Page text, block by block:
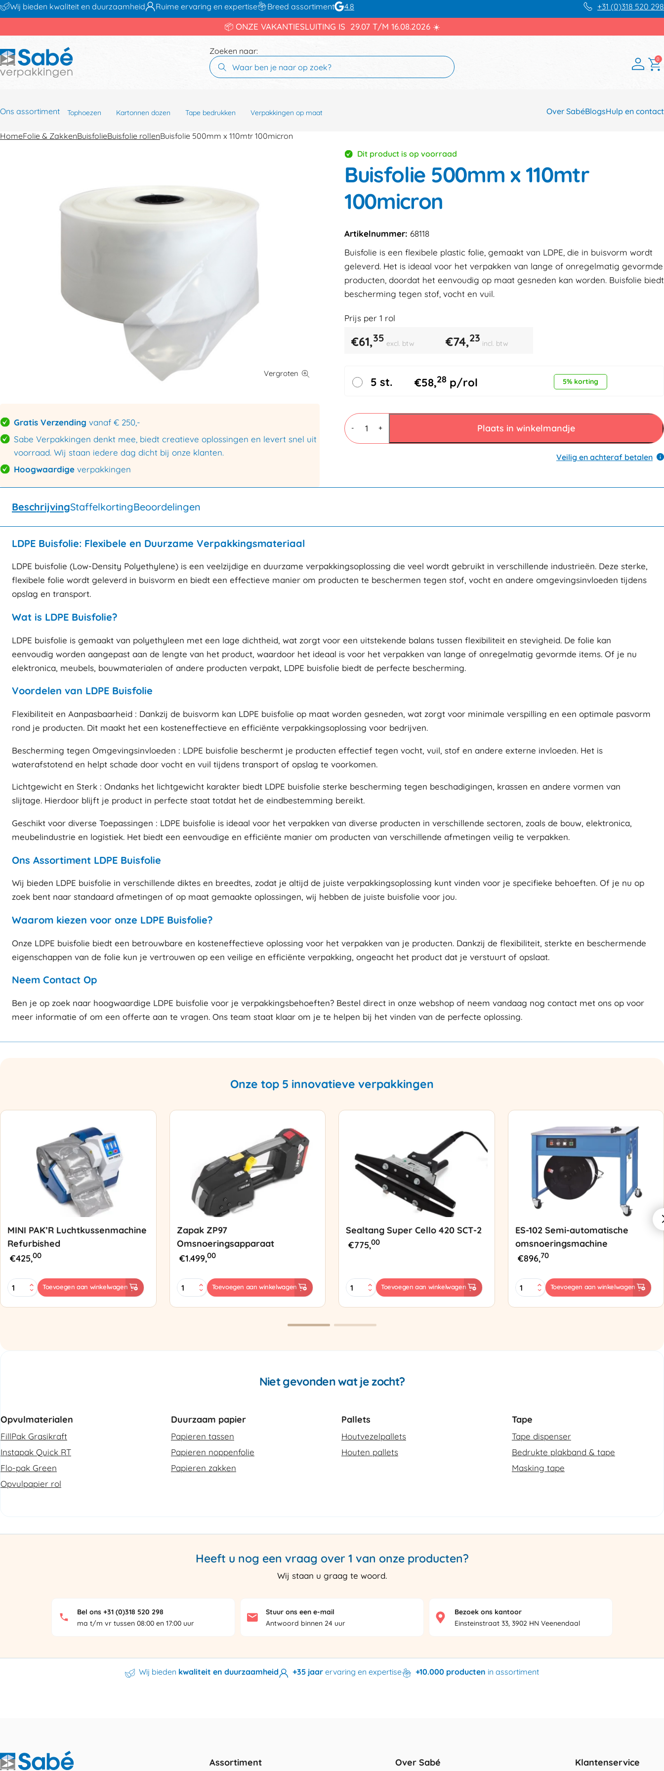
Wij bieden kwaliteit en duurzaamheid Ruime ervaring en expertise Breed assortiment 4.8 +31 (0)318 520 298
📦 ONZE VAKANTIESLUITING IS 29.07 T/M 16.08.2026 ☀️
Zoeken naar:
0
Ons assortiment Over SabéBlogsHulp en contact
Tophoezen Kartonnen dozen Tape bedrukken Verpakkingen op maat
HomeFolie & ZakkenBuisfolieBuisfolie rollenBuisfolie 500mm x 110mtr 100micron
Gratis Verzending vanaf € 250,-
Sabe Verpakkingen denkt mee, biedt creatieve oplossingen en levert snel uit
voorraad. Wij staan iedere dag dicht bij onze klanten.
Hoogwaardige verpakkingen
Dit product is op voorraad
Buisfolie 500mm x 110mtr
100micron
Artikelnummer: 68118
Buisfolie is een flexibele plastic folie, gemaakt van LDPE, die in buisvorm wordt
geleverd. Het is ideaal voor het verpakken van lange of onregelmatig gevormde
producten, doordat het eenvoudig op maat gesneden kan worden. Buisfolie biedt
bescherming tegen stof, vocht en vuil.
Prijs per 1 rol
€61,35 excl. btw €74,23 incl. btw
5 st. €58,28 p/rol 5% korting
-
Buisfolie
500mm
x
110mtr
+ Plaats in winkelmandje
Veilig en achteraf betalen
BeschrijvingStaffelkortingBeoordelingen
LDPE Buisfolie: Flexibele en Duurzame Verpakkingsmateriaal
LDPE buisfolie (Low-Density Polyethylene) is een veelzijdige en duurzame verpakkingsoplossing die veel wordt gebruikt in verschillende industrieën. Deze sterke,
flexibele folie wordt geleverd in buisvorm en biedt een effectieve manier om producten te beschermen tegen stof, vocht en andere omgevingsinvloeden tijdens
opslag en transport.
Wat is LDPE Buisfolie?
LDPE buisfolie is gemaakt van polyethyleen met een lage dichtheid, wat zorgt voor een uitstekende balans tussen flexibiliteit en stevigheid. De folie kan
eenvoudig worden aangepast aan de lengte van het product, waardoor het ideaal is voor het verpakken van lange of onregelmatig gevormde items. Of je nu
elektronica, meubels, bouwmaterialen of andere producten verpakt, LDPE buisfolie biedt de perfecte bescherming.
Voordelen van LDPE Buisfolie
Flexibiliteit en Aanpasbaarheid : Dankzij de buisvorm kan LDPE buisfolie op maat worden gesneden, wat zorgt voor minimale verspilling en een optimale pasvorm
rond je producten. Dit maakt het een kosteneffectieve en efficiënte verpakkingsoplossing voor bedrijven.
Bescherming tegen Omgevingsinvloeden : LDPE buisfolie beschermt je producten effectief tegen vocht, vuil, stof en andere externe invloeden. Het is
waterafstotend en helpt schade door vocht en vuil tijdens transport of opslag te voorkomen.
Lichtgewicht en Sterk : Ondanks het lichtgewicht karakter biedt LDPE buisfolie sterke bescherming tegen beschadigingen, krassen en andere vormen van
slijtage. Hierdoor blijft je product in perfecte staat totdat het de eindbestemming bereikt.
Geschikt voor diverse Toepassingen : LDPE buisfolie is ideaal voor het verpakken van diverse producten in verschillende sectoren, zoals de bouw, elektronica,
meubelindustrie en logistiek. Het biedt een eenvoudige en efficiënte manier om producten van verschillende afmetingen veilig te verpakken.
Ons Assortiment LDPE Buisfolie
Wij bieden LDPE buisfolie in verschillende diktes en breedtes, zodat je altijd de juiste verpakkingsoplossing kunt vinden voor je specifieke behoeften. Of je nu op
zoek bent naar standaard afmetingen of op maat gemaakte oplossingen, wij hebben de juiste buisfolie voor jou.
Waarom kiezen voor onze LDPE Buisfolie?
Onze LDPE buisfolie biedt een betrouwbare en kosteneffectieve oplossing voor het verpakken van je producten. Dankzij de flexibiliteit, sterkte en beschermende
eigenschappen van de folie kun je vertrouwen op een veilige en efficiënte verpakking, ongeacht het product dat je verstuurt of opslaat.
Neem Contact Op
Ben je op zoek naar hoogwaardige LDPE buisfolie voor je verpakkingsbehoeften? Bestel direct in onze webshop of neem vandaag nog contact met ons op voor
meer informatie of om een offerte aan te vragen. Ons team staat klaar om je te helpen bij het vinden van de perfecte oplossing.
Onze top 5 innovatieve verpakkingen
MINI PAK’R Luchtkussenmachine
Refurbished
€425,00
MINI
PAK'R
Toevoegen aan winkelwagen
Zapak ZP97
Omsnoeringsapparaat
€1.499,00
Zapak
ZP97
Toevoegen aan winkelwagen
Sealtang Super Cello 420 SCT-2
€775,00
Sealtang
Super
Toevoegen aan winkelwagen
ES-102 Semi-automatische
omsnoeringsmachine
€896,70
ES-
102
Toevoegen aan winkelwagen
Niet gevonden wat je zocht?
Opvulmaterialen
FillPak Grasikraft
Instapak Quick RT
Flo-pak Green
Opvulpapier rol
Duurzaam papier
Papieren tassen
Papieren noppenfolie
Papieren zakken
Pallets
Houtvezelpallets
Houten pallets
Tape
Tape dispenser
Bedrukte plakband & tape
Masking tape
Heeft u nog een vraag over 1 van onze producten?
Wij staan u graag te woord.
Bel ons +31 (0)318 520 298
ma t/m vr tussen 08:00 en 17:00 uur
Stuur ons een e-mail
Antwoord binnen 24 uur
Bezoek ons kantoor
Einsteinstraat 33, 3902 HN Veenendaal
Wij bieden kwaliteit en duurzaamheid +35 jaar ervaring en expertise +10.000 producten in assortiment
Assortiment Over Sabé Klantenservice